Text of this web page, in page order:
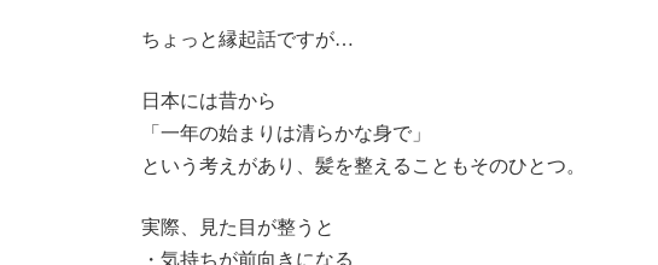
ちょっと縁起話ですが…
日本には昔から
「一年の始まりは清らかな身で」
という考えがあり、髪を整えることもそのひとつ。
実際、見た目が整うと
・気持ちが前向きになる